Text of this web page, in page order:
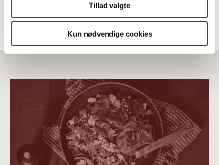
Tillad valgte
Kun nødvendige cookies